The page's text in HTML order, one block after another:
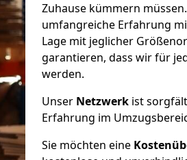
Zuhause kümmern
umfangreiche Erfahrung
Lage mit jeglicher
garantieren, dass wir für
werden.
Unser Netzwerk ist
Erfahrung im
Sie möchten eine